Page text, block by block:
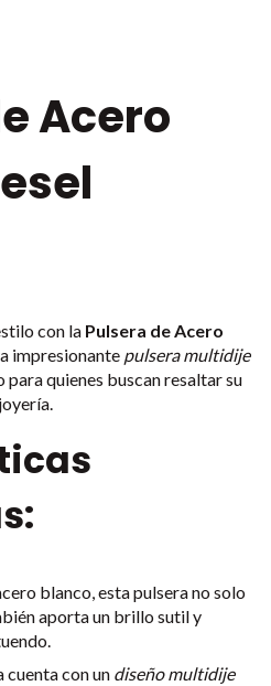
Acero
con la Pulsera de Acero
impresionante pulsera multidije
quienes buscan resaltar su
blanco, esta pulsera no solo
aporta un brillo sutil y
cuenta con un diseño multidije